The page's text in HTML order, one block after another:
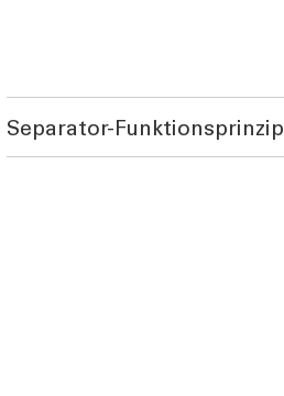
Separator-Funktionsprinzip